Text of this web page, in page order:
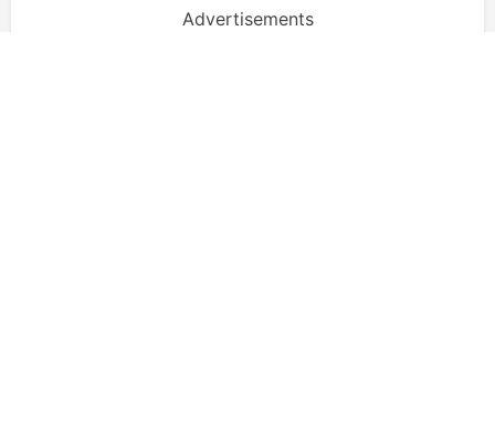
Advertisements